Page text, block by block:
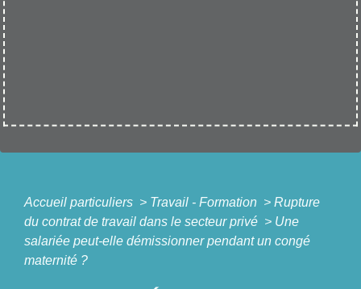
Accueil particuliers > Travail - Formation > Rupture
du contrat de travail dans le secteur privé > Une
salariée peut-elle démissionner pendant un congé
maternité ?